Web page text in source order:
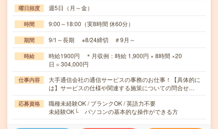
曜日頻度 週5日（月～金）
時間 9:00～18:00（実8時間 休60分）
期間 9/1～長期 ※8/24締切 ＃9月～
時給
時給1900円 ＊月収例：時給 1,900円 × 8時間 ×20
日 = 304,000円
仕事内容
大手通信会社の通信サービスの事務のお仕事！【具体的に
は】サービスの仕様や関連する施策についての問合せ…
応募資格
職種未経験OK / ブランクOK / 英語力不要
未経験OK└ パソコンの基本的な操作ができる方